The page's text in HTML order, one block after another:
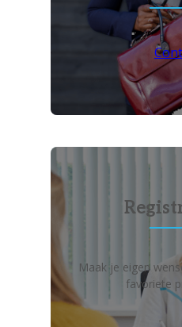
Maak je eigen
favoriete